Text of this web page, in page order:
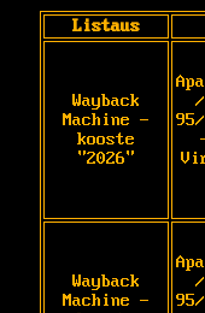
Listaus
Wayback
Machine -
kooste
"2026"
/
Wayback
Machine -
/